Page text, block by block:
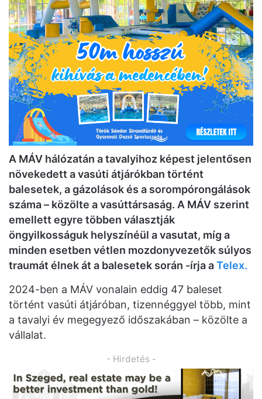
A MÁV hálózatán a tavalyihoz képest jelentősen
növekedett a vasúti átjárókban történt
balesetek, a gázolások és a sorompórongálások
száma – közölte a vasúttársaság. A MÁV szerint
emellett egyre többen választják
öngyilkosságuk helyszínéül a vasutat, míg a
minden esetben vétlen mozdonyvezetők súlyos
traumát élnek át a balesetek során -írja aTelex.
2024-ben a MÁV vonalain eddig 47 baleset
történt vasúti átjáróban, tizennéggyel több, mint
a tavalyi év megegyező időszakában – közölte a
vállalat.
- Hirdetés -